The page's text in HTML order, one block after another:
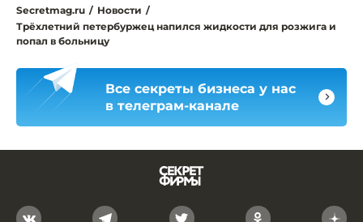
Secretmag.ru / Новости /
Трёхлетний петербуржец напился жидкости для розжига и
попал в больницу
Все секреты бизнеса у нас
в телеграм-канале